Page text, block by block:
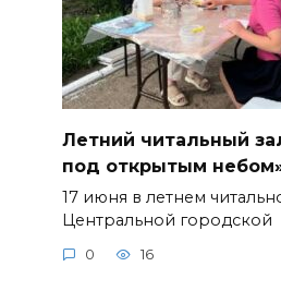
Летний читальный
под открытым
17 июня в летнем
Центральной городской
0 16